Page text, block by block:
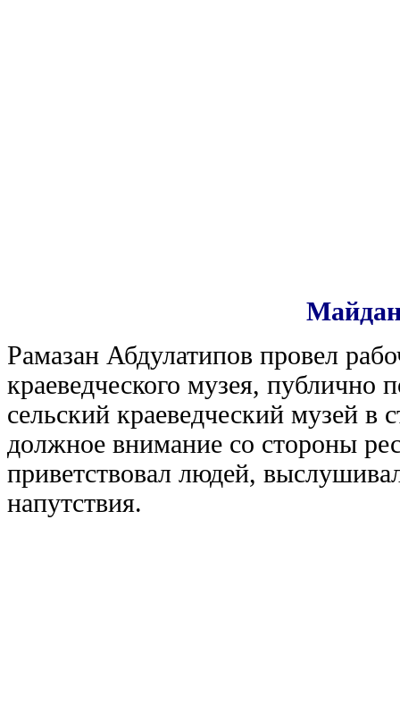
Рамазан Абдулатипов провел
краеведческого музея,
сельский краеведческий музей в
должное внимание со стороны
приветствовал людей,
напутствия.